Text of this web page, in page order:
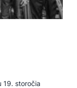
19. storočia